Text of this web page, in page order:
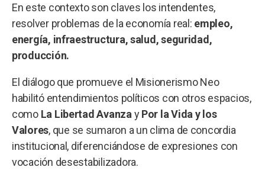
En este contexto son claves los intendentes,
resolver problemas de la economía real: empleo,
energía, infraestructura, salud, seguridad,
producción.
El diálogo que promueve el Misionerismo Neo
habilitó entendimientos políticos con otros espacios,
como La Libertad Avanza yPor la Vida y los
Valores, que se sumaron a un clima de concordia
institucional, diferenciándose de expresiones con
vocación desestabilizadora.